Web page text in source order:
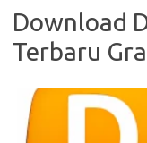
Download
Terbaru